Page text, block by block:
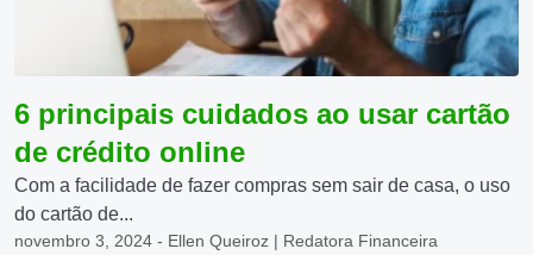
6 principais cuidados ao usar cartão
de crédito online
Com a facilidade de fazer compras sem sair de casa, o uso
do cartão de...
novembro 3, 2024 - Ellen Queiroz | Redatora Financeira